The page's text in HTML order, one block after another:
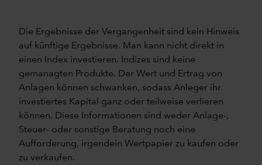
Die Ergebnisse der Vergangenheit sind kein Hinweis
auf künftige Ergebnisse. Man kann nicht direkt in
einen Index investieren. Indizes sind keine
gemanagten Produkte. Der Wert und Ertrag von
Anlagen können schwanken, sodass Anleger ihr
investiertes Kapital ganz oder teilweise verlieren
können. Diese Informationen sind weder Anlage-,
Steuer- oder sonstige Beratung noch eine
Aufforderung, irgendein Wertpapier zu kaufen oder
zu verkaufen.